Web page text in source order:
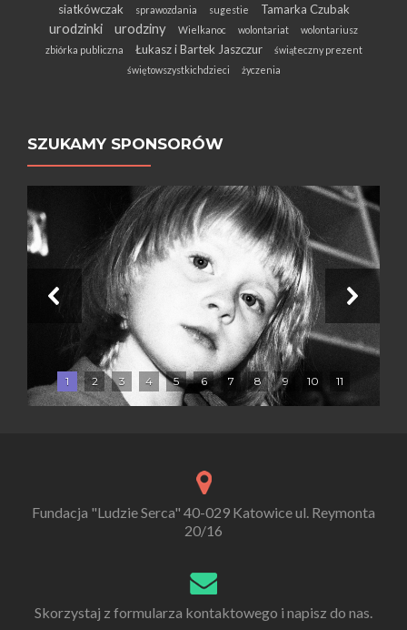
siatkówczak sprawozdania sugestie Tamarka Czubak
urodzinki urodziny Wielkanoc wolontariat
wolontariusz
zbiórka publiczna
Łukasz i Bartek Jaszczur
świąteczny prezent
świętowszystkichdzieci
życzenia
SZUKAMY SPONSORÓW
1 2 3 4 5 6 7 8 9 10 11
Fundacja "Ludzie Serca" 40-029 Katowice ul. Reymonta
20/16
Skorzystaj z formularza kontaktowego i napisz do nas.